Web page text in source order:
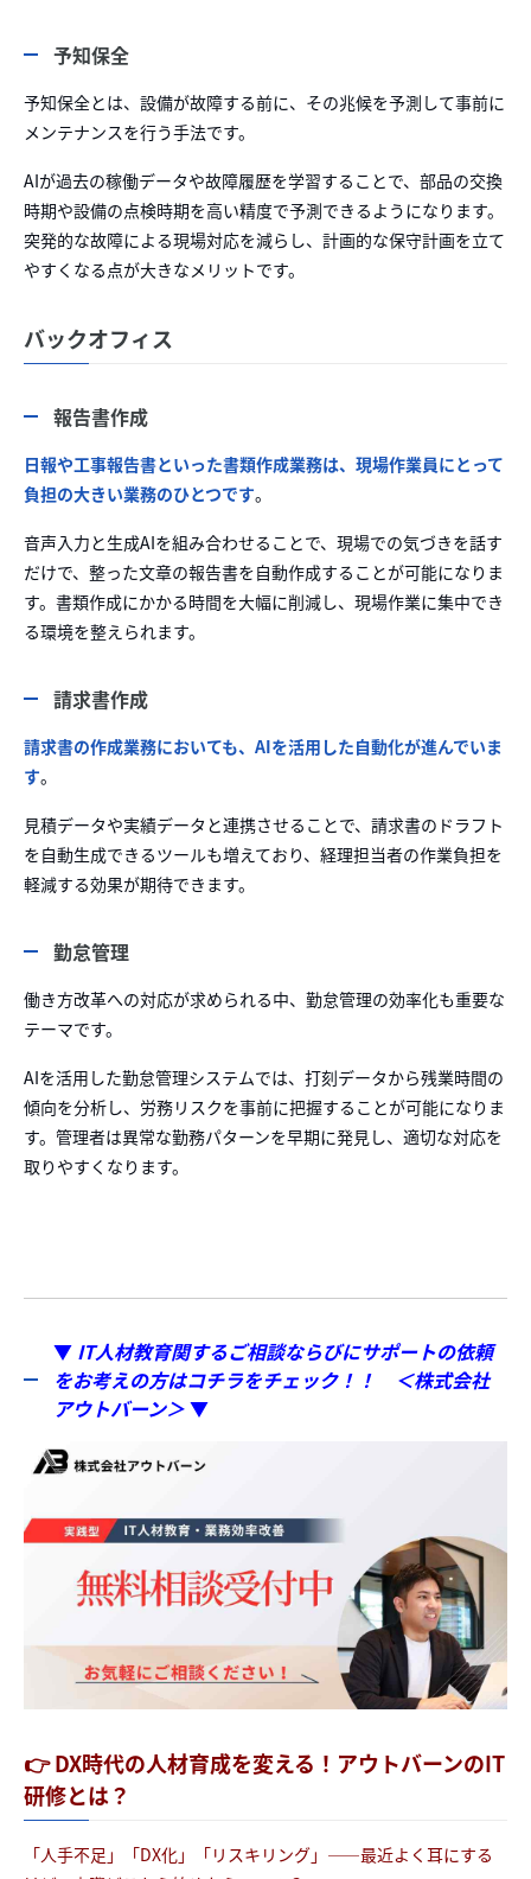
予知保全
予知保全とは、設備が故障する前に、その兆候を予測して事前に
メンテナンスを行う手法です。
AIが過去の稼働データや故障履歴を学習することで、部品の交換
時期や設備の点検時期を高い精度で予測できるようになります。
突発的な故障による現場対応を減らし、計画的な保守計画を立て
やすくなる点が大きなメリットです。
バックオフィス
報告書作成
日報や工事報告書といった書類作成業務は、現場作業員にとって
負担の大きい業務のひとつです。
音声入力と生成AIを組み合わせることで、現場での気づきを話す
だけで、整った文章の報告書を自動作成することが可能になりま
す。書類作成にかかる時間を大幅に削減し、現場作業に集中でき
る環境を整えられます。
請求書作成
請求書の作成業務においても、AIを活用した自動化が進んでいま
す。
見積データや実績データと連携させることで、請求書のドラフト
を自動生成できるツールも増えており、経理担当者の作業負担を
軽減する効果が期待できます。
勤怠管理
働き方改革への対応が求められる中、勤怠管理の効率化も重要な
テーマです。
AIを活用した勤怠管理システムでは、打刻データから残業時間の
傾向を分析し、労務リスクを事前に把握することが可能になりま
す。管理者は異常な勤務パターンを早期に発見し、適切な対応を
取りやすくなります。
▼ IT人材教育関するご相談ならびにサポートの依頼
をお考えの方はコチラをチェック！！ ＜株式会社
アウトバーン＞▼
👉 DX時代の人材育成を変える！アウトバーンのIT
研修とは？
「人手不足」「DX化」「リスキリング」――最近よく耳にする